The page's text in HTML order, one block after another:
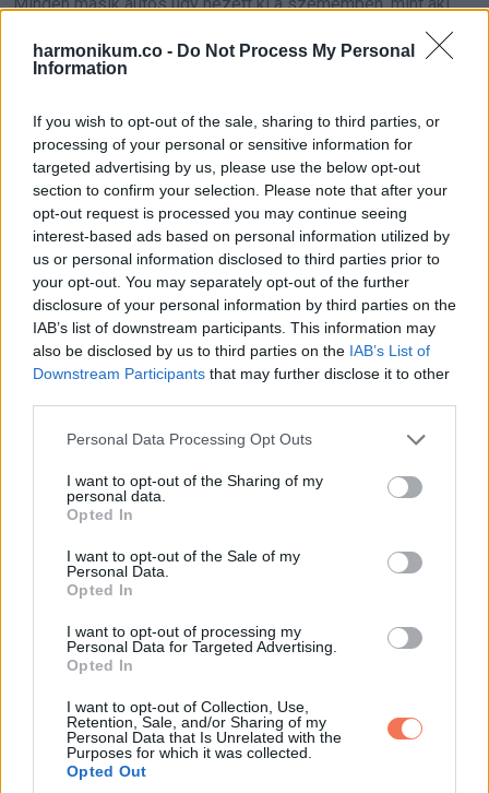
harmonikum.co - Do Not Process My Personal
Information
If you wish to opt-out of the sale, sharing to third parties, or
processing of your personal or sensitive information for
targeted advertising by us, please use the below opt-out
section to confirm your selection. Please note that after your
opt-out request is processed you may continue seeing
interest-based ads based on personal information utilized by
us or personal information disclosed to third parties prior to
your opt-out. You may separately opt-out of the further
disclosure of your personal information by third parties on the
IAB’s list of downstream participants. This information may
also be disclosed by us to third parties on the IAB’s List of
Downstream Participants that may further disclose it to other
Please note that this website/app uses one or more Google
not limited to your visit or usage behaviour. You may click to
grant or deny consent to Google and its third-party tags to
use your data for below specified purposes in below Google
consent section.
Personal Data Processing Opt Outs
I want to opt-out of the Sharing of my
personal data.
Opted In
I want to opt-out of the Sale of my
Personal Data.
Opted In
I want to opt-out of processing my
Personal Data for Targeted Advertising.
Opted In
I want to opt-out of Collection, Use,
Retention, Sale, and/or Sharing of my
Personal Data that Is Unrelated with the
Purposes for which it was collected.
Opted Out
„És az egyetlen családon kívüli személy, aki ezen a héten a
házban tartózkodik.”
Így mondta, és ettől rosszul lettem.
Hogy lehettem ilyen buta? Az a sok kávé, a beszélgetések a
gyerekekről, minden. Talán csak egy magányos nő
figyelemelterelése voltam, aztán kidobott, amikor már nem
kellettem.
garázsba.
Egy idősebb férfi, sötétkék munkásingben, a nyitott ajtóból
„Ön Stan, ugye?” kiáltotta.
Megtorpantam.
„Harold vagyok. Mrs. Whitmore ma reggel hívott” , felelte
nyugodtan. „Azt mondta, ön hozza a papírokat.”